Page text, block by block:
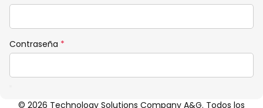
Contraseña *
© 2026 Technology Solutions Company A&G. Todos los